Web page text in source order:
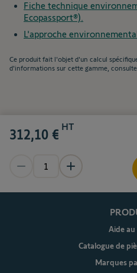
Fiche technique
Ecopassport®).
L'approche
Ce produit fait l'objet d'un calcul
d'informations sur cette gamme,
312,10 € HT
Aide
Catalogue de
Marques